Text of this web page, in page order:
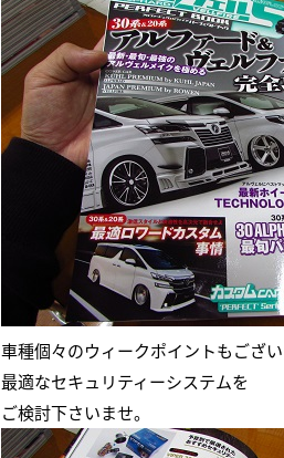
車種個々のウィークポイントもござ
最適なセキュリティーシステムを
ご検討下さいませ。